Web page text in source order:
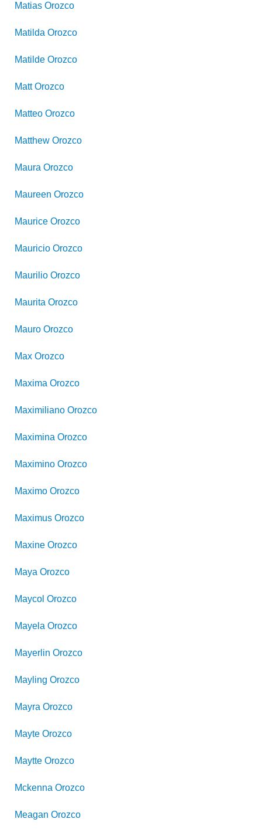
Matias Orozco
Matilda Orozco
Matilde Orozco
Matt Orozco
Matteo Orozco
Matthew Orozco
Maura Orozco
Maureen Orozco
Maurice Orozco
Mauricio Orozco
Maurilio Orozco
Maurita Orozco
Mauro Orozco
Max Orozco
Maxima Orozco
Maximiliano Orozco
Maximina Orozco
Maximino Orozco
Maximo Orozco
Maximus Orozco
Maxine Orozco
Maya Orozco
Maycol Orozco
Mayela Orozco
Mayerlin Orozco
Mayling Orozco
Mayra Orozco
Mayte Orozco
Maytte Orozco
Mckenna Orozco
Meagan Orozco